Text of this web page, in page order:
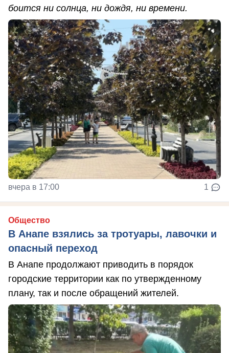
боится ни солнца, ни дождя, ни времени.
вчера в 17:00 1
Общество
В Анапе взялись за тротуары, лавочки и
опасный переход
В Анапе продолжают приводить в порядок
городские территории как по утвержденному
плану, так и после обращений жителей.